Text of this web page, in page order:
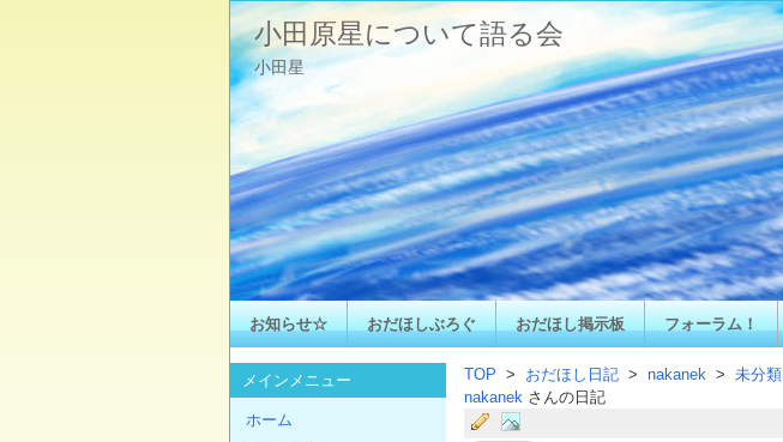
小田原星について語る会
小田星
お知らせ☆ おだほしぶろぐ おだほし掲示板 フォーラム！
TOP > おだほし日記 > nakanek > 未分類
nakanek さんの日記
メインメニュー
ホーム